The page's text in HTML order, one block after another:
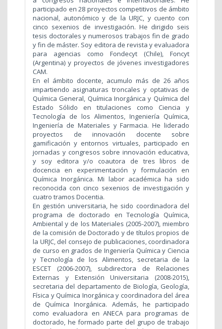
participado en 28 proyectos competitivos de ámbito
nacional, autonómico y de la URJC, y cuento con
cinco sexenios de investigación. He dirigido seis
tesis doctorales y numerosos trabajos fin de grado
y fin de máster. Soy editora de revista y evaluadora
para agencias como Fondecyt (Chile), Foncyt
(Argentina) y proyectos de jóvenes investigadores
CAM.
En el ámbito docente, acumulo más de 26 años
impartiendo asignaturas troncales y optativas de
Química General, Química Inorgánica y Química del
Estado Sólido en titulaciones como Ciencia y
Tecnología de los Alimentos, Ingeniería Química,
Ingeniería de Materiales y Farmacia. He liderado
proyectos de innovación docente sobre
gamificación y entornos virtuales, participado en
jornadas y congresos sobre innovación educativa,
y soy editora y/o coautora de tres libros de
docencia en experimentación y formulación en
Química Inorgánica. Mi labor académica ha sido
reconocida con cinco sexenios de investigación y
cuatro tramos Docentia.
En gestión universitaria, he sido coordinadora del
programa de doctorado en Tecnología Química,
Ambiental y de los Materiales (2005-2007), miembro
de la comisión de Doctorado y de títulos propios de
la URJC, del consejo de publicaciones, coordinadora
de curso en grados de Ingeniería Química y Ciencia
y Tecnología de los Alimentos, secretaria de la
ESCET (2006-2007), subdirectora de Relaciones
Externas y Extensión Universitaria (2008-2015),
secretaria del departamento de Biología, Geología,
Física y Química Inorgánica y coordinadora del área
de Química Inorgánica. Además, he participado
como evaluadora en ANECA para programas de
doctorado, he formado parte del grupo de trabajo